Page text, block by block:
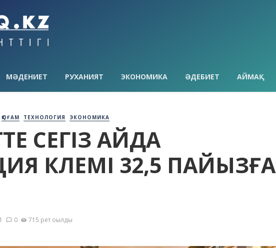
МӘДЕНИЕТ РУХАНИЯТ ЭКОНОМИКА ӘДЕБИЕТ АЙМАҚ
ҚОҒАМ ТЕХНОЛОГИЯ ЭКОНОМИКА
СЕГІЗ АЙДА
КӨЛЕМІ 32,5 ПАЙЫЗҒА
0 715 рет оқылды